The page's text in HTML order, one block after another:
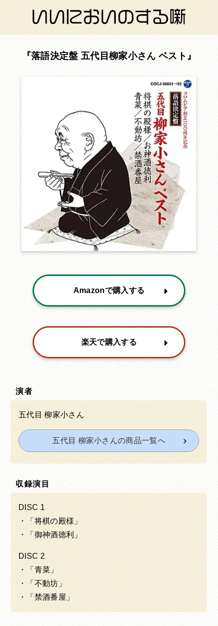
落語決定盤 五代目柳家小さん ベスト
Amazonで購入する
楽天で購入する
演者
五代目 柳家小さん
五代目 柳家小さんの商品一覧へ
収録演目
DISC 1
「将棋の殿様」
「御神酒徳利」
DISC 2
「青菜」
「不動坊」
「禁酒番屋」